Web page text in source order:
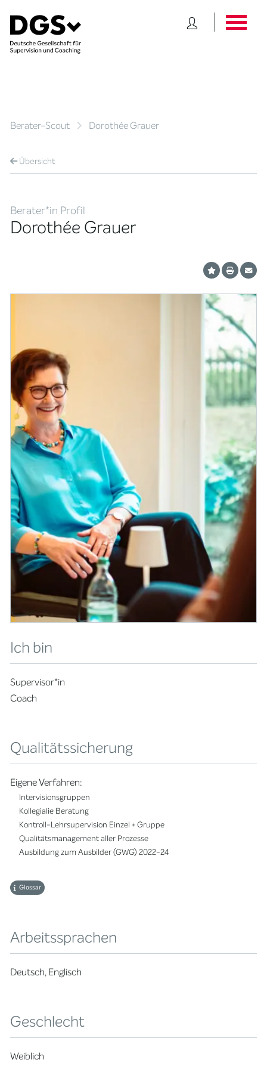
Berater-Scout Dorothée Grauer
Übersicht
Berater*in Profil
Dorothée Grauer
Ich bin
Supervisor*in
Coach
Qualitätssicherung
Eigene Verfahren:
Intervisionsgruppen
Kollegialie Beratung
Kontroll-Lehrsupervision Einzel + Gruppe
Qualitätsmanagement aller Prozesse
Ausbildung zum Ausbilder (GWG) 2022-24
Glossar
Arbeitssprachen
Deutsch, Englisch
Geschlecht
Weiblich